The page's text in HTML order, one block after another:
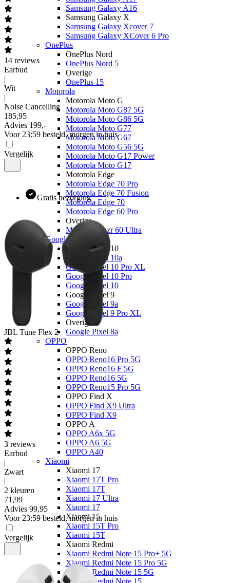
Samsung Galaxy A16
Samsung Galaxy X
Samsung Galaxy Xcover 7
Samsung Galaxy XCover 6 Pro
OnePlus
OnePlus Nord
OnePlus Nord 5
Overige
OnePlus 15
Motorola
Motorola Moto G
Motorola Moto G87 5G
Motorola Moto G86 5G
Motorola Moto G77
Motorola Moto G67
Motorola Moto G56 5G
Motorola Moto G17 Power
Motorola Moto G17
Motorola Edge
Motorola Edge 70 Pro
Motorola Edge 70 Fusion
Motorola Edge 70
Motorola Edge 60 Pro
Overige
Motorola Razr 60 Ultra
Google
Google Pixel 10
Google Pixel 10a
Google Pixel 10 Pro XL
Google Pixel 10 Pro
Google Pixel 10
Google Pixel 9
Google Pixel 9a
Google Pixel 9 Pro XL
Overige
Google Pixel 8a
OPPO
OPPO Reno
OPPO Reno16 Pro 5G
OPPO Reno16 F 5G
OPPO Reno16 5G
OPPO Reno15 Pro 5G
OPPO Find X
OPPO Find X9 Ultra
OPPO Find X9
OPPO A
OPPO A6x 5G
OPPO A6 5G
OPPO A40
Xiaomi
Xiaomi 17
Xiaomi 17T Pro
Xiaomi 17T
Xiaomi 17 Ultra
Xiaomi 17
Xiaomi 15
Xiaomi 15T Pro
Xiaomi 15T
Xiaomi Redmi
Xiaomi Redmi Note 15 Pro+ 5G
Xiaomi Redmi Note 15 Pro 5G
Xiaomi Redmi Note 15 5G
Xiaomi Redmi Note 15
14 reviews
Earbud
|
Wit
|
Noise Cancelling
185,95
Advies 199,-
Voor 23:59 besteld, morgen in huis
Vergelijk
Gratis bezorging
JBL Tune Flex 2
3 reviews
Earbud
|
Zwart
|
2 kleuren
71 ,99
Advies 99,95
Voor 23:59 besteld, morgen in huis
Vergelijk